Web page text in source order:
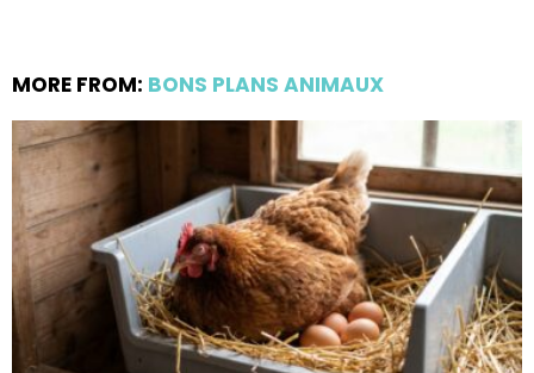
MORE FROM: BONS PLANS ANIMAUX